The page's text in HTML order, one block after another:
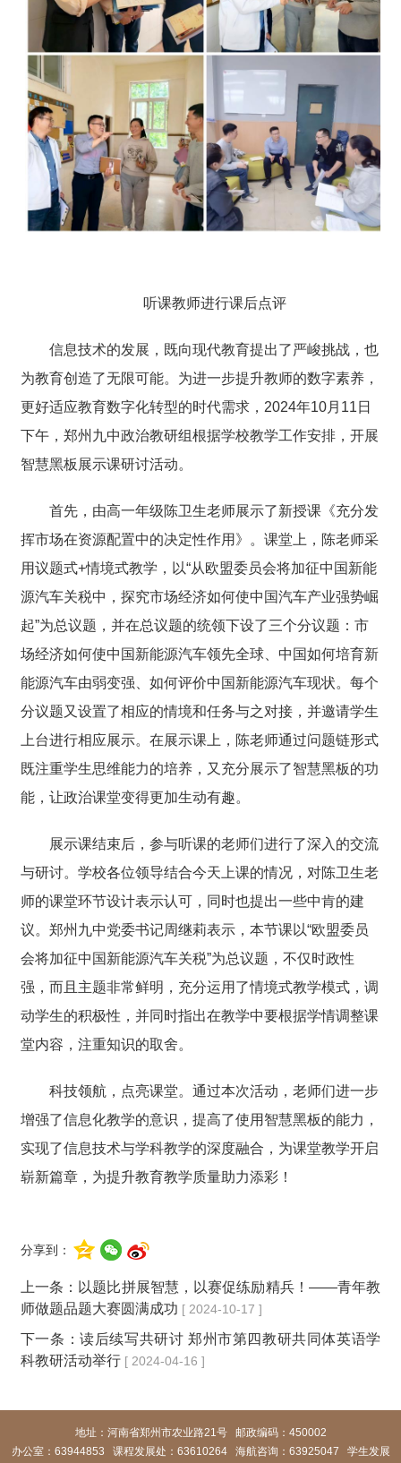
听课教师进行课后点评
信息技术的发展，既向现代教育提出了严峻挑战，也
为教育创造了无限可能。为进一步提升教师的数字素养，
更好适应教育数字化转型的时代需求，2024年10月11日
下午，郑州九中政治教研组根据学校教学工作安排，开展
智慧黑板展示课研讨活动。
首先，由高一年级陈卫生老师展示了新授课《充分发
挥市场在资源配置中的决定性作用》。课堂上，陈老师采
用议题式+情境式教学，以“从欧盟委员会将加征中国新能
源汽车关税中，探究市场经济如何使中国汽车产业强势崛
起”为总议题，并在总议题的统领下设了三个分议题：市
场经济如何使中国新能源汽车领先全球、中国如何培育新
能源汽车由弱变强、如何评价中国新能源汽车现状。每个
分议题又设置了相应的情境和任务与之对接，并邀请学生
上台进行相应展示。在展示课上，陈老师通过问题链形式
既注重学生思维能力的培养，又充分展示了智慧黑板的功
能，让政治课堂变得更加生动有趣。
展示课结束后，参与听课的老师们进行了深入的交流
与研讨。学校各位领导结合今天上课的情况，对陈卫生老
师的课堂环节设计表示认可，同时也提出一些中肯的建
议。郑州九中党委书记周继莉表示，本节课以“欧盟委员
会将加征中国新能源汽车关税”为总议题，不仅时政性
强，而且主题非常鲜明，充分运用了情境式教学模式，调
动学生的积极性，并同时指出在教学中要根据学情调整课
堂内容，注重知识的取舍。
科技领航，点亮课堂。通过本次活动，老师们进一步
增强了信息化教学的意识，提高了使用智慧黑板的能力，
实现了信息技术与学科教学的深度融合，为课堂教学开启
崭新篇章，为提升教育教学质量助力添彩！
分享到：
上一条： 以题比拼展智慧，以赛促练励精兵！——青年教
师做题品题大赛圆满成功 [ 2024-10-17 ]
下一条：读后续写共研讨 郑州市第四教研共同体英语学
科教研活动举行 [ 2024-04-16 ]
地址：河南省郑州市农业路21号 邮政编码：450002
办公室：63944853
课程发展处：63610264 海航咨询：63925047 学生发展